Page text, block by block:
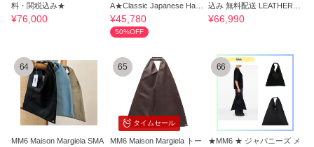
料・関税込み★
¥76,000
A★Classic Japanese Hand
bag★Black
¥45,780
50%OFF
込み 無料配送 LEATHER T
OP HANDLE BAG
¥66,990
64
MM6 Maison Margiela SMA
タイムセール
65
MM6 Maison Margiela トー
66
★MM6 ★ ジャパニーズ メ